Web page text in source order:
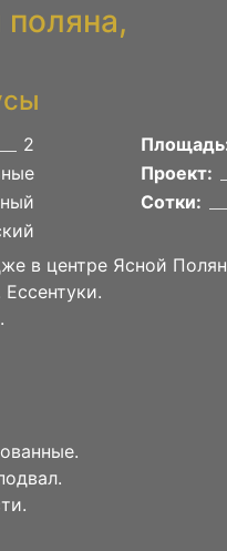
поляна,
2
Проект:
Сотки:
в центре Ясной